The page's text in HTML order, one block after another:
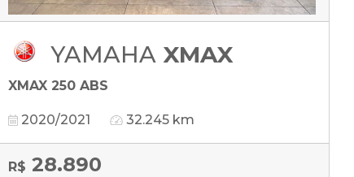
YAMAHA XMAX
XMAX 250 ABS
2020/2021 32.245 km
R$ 28.890